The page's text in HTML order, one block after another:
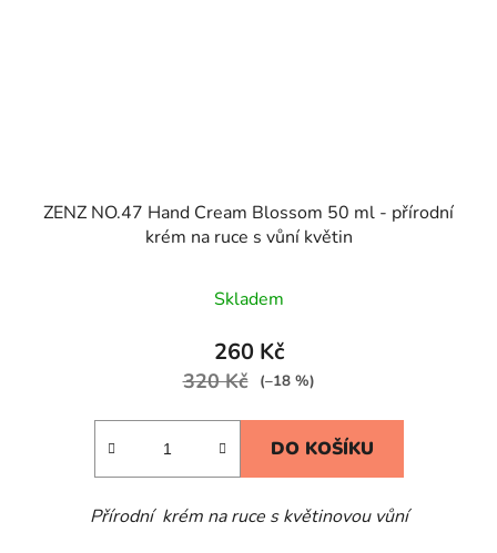
ZENZ NO.47 Hand Cream Blossom 50 ml - přírodní
krém na ruce s vůní květin
Skladem
260 Kč
320 Kč (–18 %)
DO KOŠÍKU
Přírodní krém na ruce s květinovou vůní